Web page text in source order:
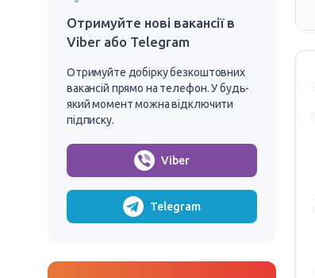
Отримуйте нові вакансії в
Viber або Telegram
Отримуйте добірку безкоштовних
вакансій прямо на телефон. У будь-
який момент можна відключити
підписку.
Viber
Telegram